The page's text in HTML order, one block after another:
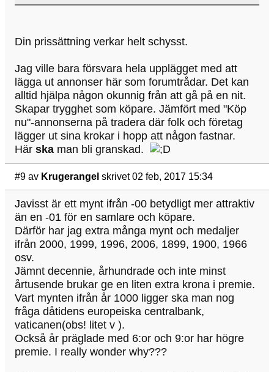
Din prissättning verkar helt schysst.
Jag ville bara försvara hela upplägget med att
lägga ut annonser här som forumtrådar. Det kan
alltid hjälpa någon okunnig från att gå på en nit.
Skapar trygghet som köpare. Jämfört med "Köp
nu"-annonserna på tradera där folk och företag
lägger ut sina krokar i hopp att någon fastnar.
Här ska man bli granskad.
#9 av Krugerangel skrivet 02 feb, 2017 15:34
Javisst är ett mynt ifrån -00 betydligt mer attraktiv
än en -01 för en samlare och köpare.
Därför har jag extra många mynt och medaljer
ifrån 2000, 1999, 1996, 2006, 1899, 1900, 1966
osv.
Jämnt decennie, århundrade och inte minst
årtusende brukar ge en liten extra krona i premie.
Vart mynten ifrån år 1000 ligger ska man nog
fråga dåtidens europeiska centralbank,
vaticanen(obs! litet v ).
Också år präglade med 6:or och 9:or har högre
premie. I really wonder why???